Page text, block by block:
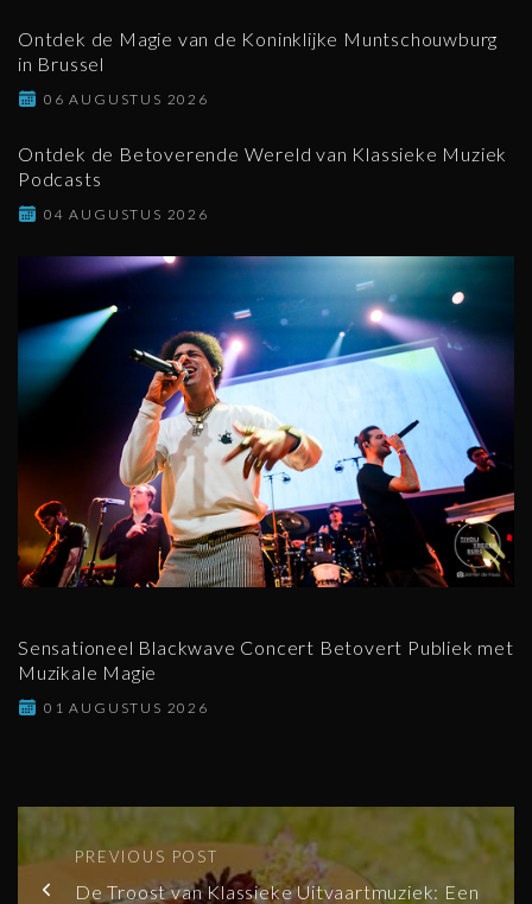
Ontdek de Magie van de Koninklijke Muntschouwburg
in Brussel
06 AUGUSTUS 2026
Ontdek de Betoverende Wereld van Klassieke Muziek
Podcasts
04 AUGUSTUS 2026
Sensationeel Blackwave Concert Betovert Publiek met
Muzikale Magie
01 AUGUSTUS 2026
PREVIOUS POST
De Troost van Klassieke Uitvaartmuziek: Een